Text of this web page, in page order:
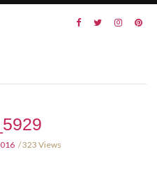
323 Views